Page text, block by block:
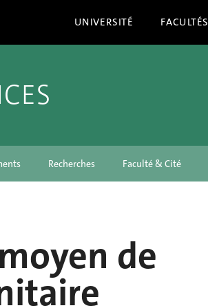
UNIVERSITÉ FACULTÉS
Recherches Faculté & Cité
de